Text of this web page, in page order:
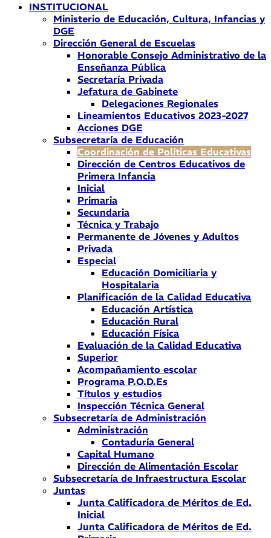
INSTITUCIONAL
Ministerio de Educación, Cultura, Infancias y
DGE
Dirección General de Escuelas
Honorable Consejo Administrativo de la
Enseñanza Pública
Secretaría Privada
Jefatura de Gabinete
Delegaciones Regionales
Lineamientos Educativos 2023-2027
Acciones DGE
Subsecretaría de Educación
Coordinación de Políticas Educativas
Dirección de Centros Educativos de
Primera Infancia
Inicial
Primaria
Secundaria
Técnica y Trabajo
Permanente de Jóvenes y Adultos
Privada
Especial
Educación Domiciliaria y
Hospitalaria
Planificación de la Calidad Educativa
Educación Artística
Educación Rural
Educación Física
Evaluación de la Calidad Educativa
Superior
Acompañamiento escolar
Programa P.O.D.Es
Títulos y estudios
Inspección Técnica General
Subsecretaría de Administración
Administración
Contaduría General
Capital Humano
Dirección de Alimentación Escolar
Subsecretaría de Infraestructura Escolar
Juntas
Junta Calificadora de Méritos de Ed.
Inicial
Junta Calificadora de Méritos de Ed.